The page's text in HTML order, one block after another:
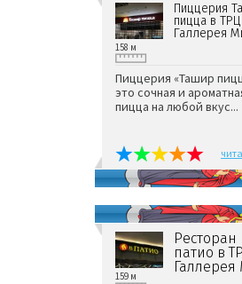
Пиццерия
пицца в ТРЦ
Галлерея
158 м
Пиццерия «Ташир
это сочная и
пицца на любой вкус...
Ресторан
патио в
Галлерея
159 м